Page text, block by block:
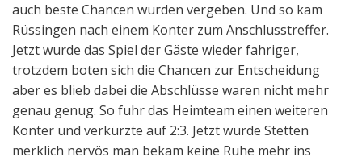
auch beste Chancen wurden vergeben. Und so kam
Rüssingen nach einem Konter zum Anschlusstreffer.
Jetzt wurde das Spiel der Gäste wieder fahriger,
trotzdem boten sich die Chancen zur Entscheidung
aber es blieb dabei die Abschlüsse waren nicht mehr
genau genug. So fuhr das Heimteam einen weiteren
Konter und verkürzte auf 2:3. Jetzt wurde Stetten
merklich nervös man bekam keine Ruhe mehr ins